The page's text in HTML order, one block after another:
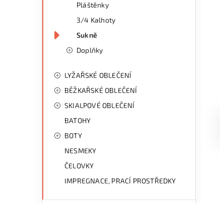
Pláštěnky
3/4 Kalhoty
Sukně
Doplňky
LYŽAŘSKÉ OBLEČENÍ
BĚŽKAŘSKÉ OBLEČENÍ
SKIALPOVÉ OBLEČENÍ
BATOHY
BOTY
NESMEKY
ČELOVKY
IMPREGNACE, PRACÍ PROSTŘEDKY